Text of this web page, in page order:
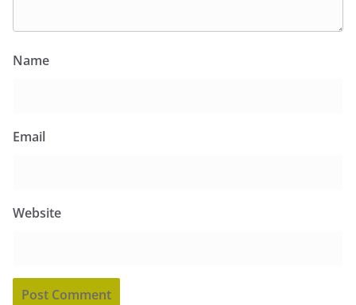
Name
Email
Website